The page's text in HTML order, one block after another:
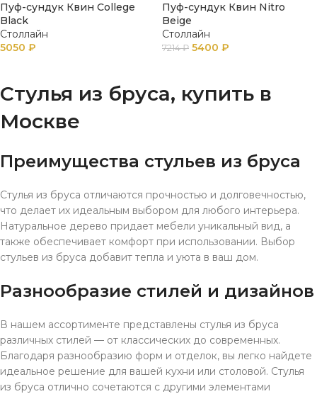
Пуф-сундук Квин College
Black
Столлайн
5050 ₽
Пуф-сундук Квин Nitro
Beige
Столлайн
7214₽ 5400 ₽
Стулья из бруса, купить в
Москве
Преимущества стульев из бруса
Стулья из бруса отличаются прочностью и долговечностью,
что делает их идеальным выбором для любого интерьера.
Натуральное дерево придает мебели уникальный вид, а
также обеспечивает комфорт при использовании. Выбор
стульев из бруса добавит тепла и уюта в ваш дом.
Разнообразие стилей и дизайнов
В нашем ассортименте представлены стулья из бруса
различных стилей — от классических до современных.
Благодаря разнообразию форм и отделок, вы легко найдете
идеальное решение для вашей кухни или столовой. Стулья
из бруса отлично сочетаются с другими элементами